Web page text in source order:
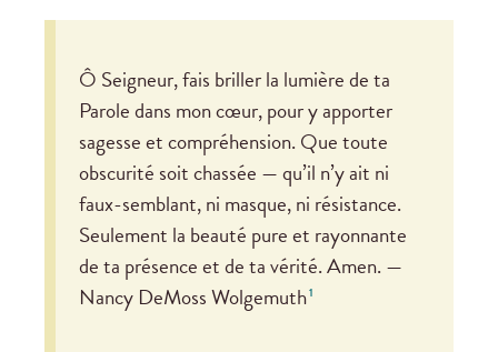
Ô Seigneur, fais briller la lumière de ta
Parole dans mon cœur, pour y apporter
sagesse et compréhension. Que toute
obscurité soit chassée — qu’il n’y ait ni
faux-semblant, ni masque, ni résistance.
Seulement la beauté pure et rayonnante
de ta présence et de ta vérité. Amen. —
Nancy DeMoss Wolgemuth1